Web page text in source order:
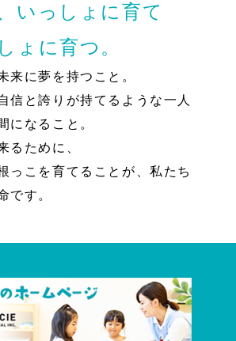
いっしょに育て
ょに育つ。
来に夢を持つこと。
信と誇りが持てるような一人
になること。
るために、
っこを育てることが、私たち
です。